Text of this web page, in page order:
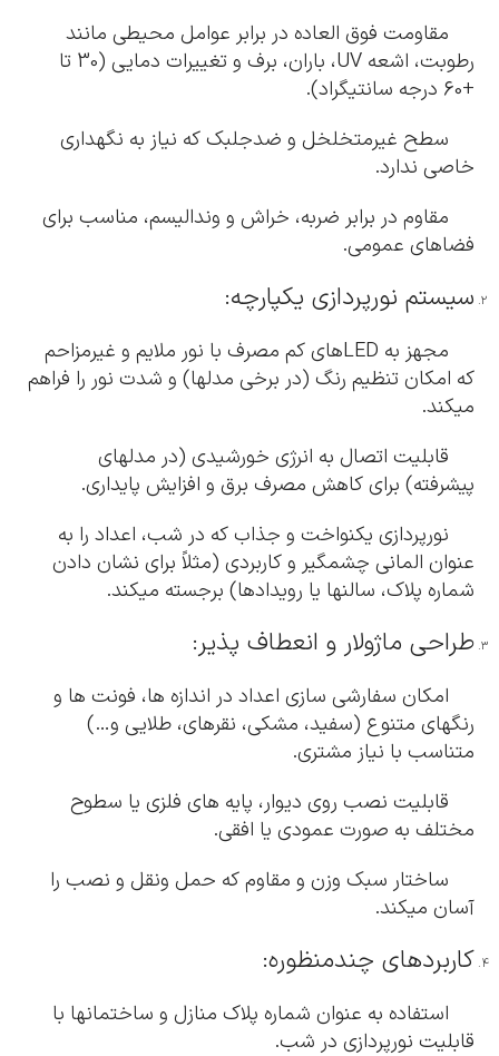
مقاومت فوق العاده در برابر عوامل محیطی مانند
رطوبت، اشعه UV، باران، برف و تغییرات دمایی (30 تا
+60 درجه سانتیگراد).
سطح غیرمتخلخل و ضدجلبک که نیاز به نگهداری
خاصی ندارد.
مقاوم در برابر ضربه، خراش و وندالیسم، مناسب برای
فضاهای عمومی.
سیستم نورپردازی یکپارچه:
مجهز به LEDهای کم مصرف با نور ملایم و غیرمزاحم
که امکان تنظیم رنگ (در برخی مدلها) و شدت نور را فراهم
میکند.
قابلیت اتصال به انرژی خورشیدی (در مدلهای
پیشرفته) برای کاهش مصرف برق و افزایش پایداری.
نورپردازی یکنواخت و جذاب که در شب، اعداد را به
عنوان المانی چشمگیر و کاربردی (مثلاً برای نشان دادن
شماره پلاک، سالنها یا رویدادها) برجسته میکند.
طراحی ماژولار و انعطاف پذیر:
امکان سفارشی سازی اعداد در اندازه ها، فونت ها و
رنگهای متنوع (سفید، مشکی، نقرهای، طلایی و…)
متناسب با نیاز مشتری.
قابلیت نصب روی دیوار، پایه های فلزی یا سطوح
مختلف به صورت عمودی یا افقی.
ساختار سبک وزن و مقاوم که حمل ونقل و نصب را
آسان میکند.
کاربردهای چندمنظوره:
استفاده به عنوان شماره پلاک منازل و ساختمانها با
قابلیت نورپردازی در شب.